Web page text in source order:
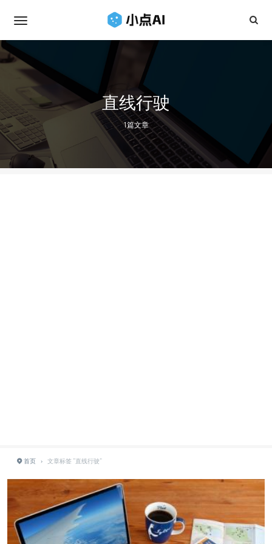
直线行驶
1篇文章
首页 › 文章标签 "直线行驶"